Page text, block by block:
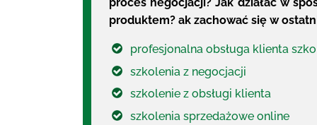
proces negocjacji? Jak działać w
produktem? ak zachować się w
profesjonalna obsługa klienta
szkolenia z negocjacji
szkolenie z obsługi klienta
szkolenia sprzedażowe online